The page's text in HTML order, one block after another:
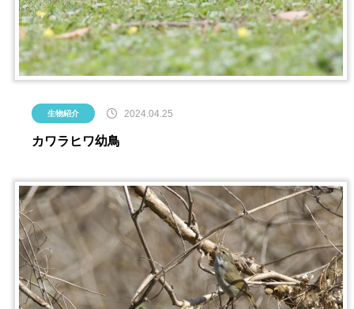
生物紹介 2024.04.25
カワラヒワ幼鳥